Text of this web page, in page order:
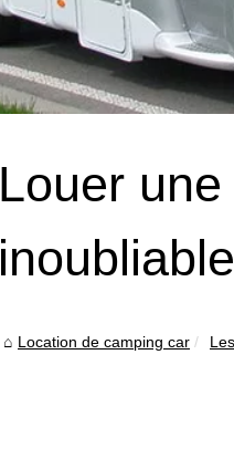
Louer
Location de camping car